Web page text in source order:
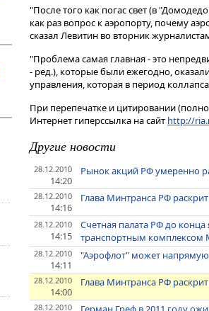
"После того как погас свет (в
как раз вопрос к аэропорту, почему
сказал Левитин во вторник
"Проблема самая главная - это
- ред.), которые были ежегодно,
управления, которая в период
При перепечатке и цитировании
Интернет гиперссылка на сайт http://
Другие новости
28.12.2010
14:20
Рынок акций РФ умеренно
28.12.2010
14:16
Глава Минтранса РФ
28.12.2010
14:15
Счетная палата РФ до конца
транспортным комплексом
28.12.2010
14:11
"Аэрофлот" может
28.12.2010
14:00
Глава Минтранса РФ
28.12.2010